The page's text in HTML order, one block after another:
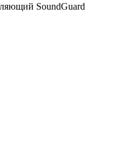
SoundGuard